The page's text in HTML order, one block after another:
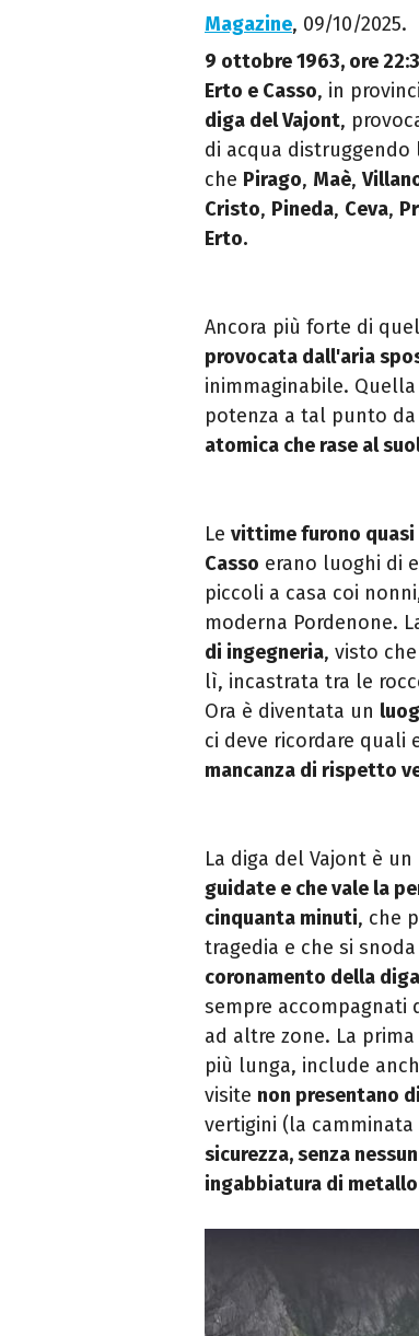
Magazine, 09/10/2025.
9 ottobre 1963, ore
Erto e Casso, in
diga del Vajont,
di acqua
che Pirago, Maè,
Cristo, Pineda, Ceva,
Erto.
Ancora più forte di
provocata dall'aria
inimmaginabile.
potenza a tal punto
atomica che rase al
Le vittime furono quasi
Casso erano luoghi di
piccoli a casa coi
moderna Pordenone.
di ingegneria, visto
lì, incastrata tra le
Ora è diventata un
ci deve ricordare quali
mancanza di rispetto
La diga del Vajont è
guidate e che vale la
cinquanta minuti, che
tragedia e che si
coronamento della diga
sempre accompagnati
ad altre zone. La prima
più lunga, include
visite non presentano
vertigini (la
sicurezza, senza
ingabbiatura di